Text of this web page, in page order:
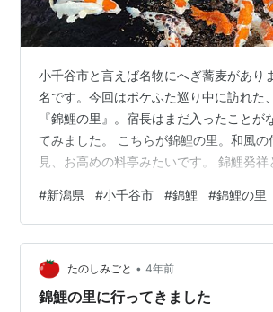
小千谷市と言えば名物にへぎ蕎麦があり
名です。今回はポケふた巡り中に訪れた
『錦鯉の里』。宿長はまだ入ったことが
てみました。 こちらが錦鯉の里。和風の
見、お高めの料亭みたいです。 錦鯉発祥
われていた鯉に突然変異で色のついた種
まりと言われています。今では時期にな
イヤーが集まります。 錦鯉は平成29年
て指定されました。 錦鯉の里には入館料
をくぐるとお庭が広がっていました。雪
#新潟県 #小千谷市 #錦鯉 #錦鯉の里
たのしみごと • 4年前
錦鯉の里に行ってきました